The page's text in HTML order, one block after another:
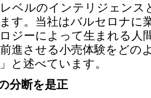
ベルのインテリジェンス
す。当社はバルセロナに
ジーによって生まれる人
進させる小売体験をどの
と述べています。
分断を是正